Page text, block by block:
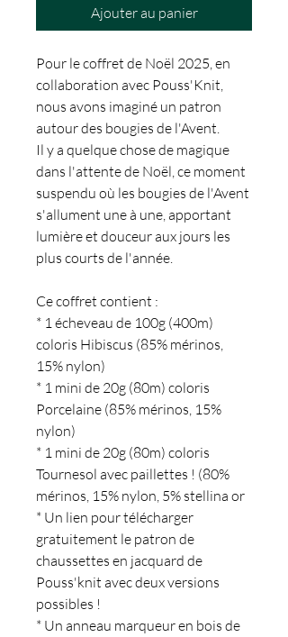
Ajouter au panier
Pour le coffret de Noël 2025, en
collaboration avec Pouss'Knit,
nous avons imaginé un patron
autour des bougies de l'Avent.
Il y a quelque chose de magique
dans l'attente de Noël, ce moment
suspendu où les bougies de l'Avent
s'allument une à une, apportant
lumière et douceur aux jours les
plus courts de l'année.
Ce coffret contient :
* 1 écheveau de 100g (400m)
coloris Hibiscus (85% mérinos,
15% nylon)
* 1 mini de 20g (80m) coloris
Porcelaine (85% mérinos, 15%
nylon)
* 1 mini de 20g (80m) coloris
Tournesol avec paillettes ! (80%
mérinos, 15% nylon, 5% stellina or
* Un lien pour télécharger
gratuitement le patron de
chaussettes en jacquard de
Pouss'knit avec deux versions
possibles !
* Un anneau marqueur en bois de